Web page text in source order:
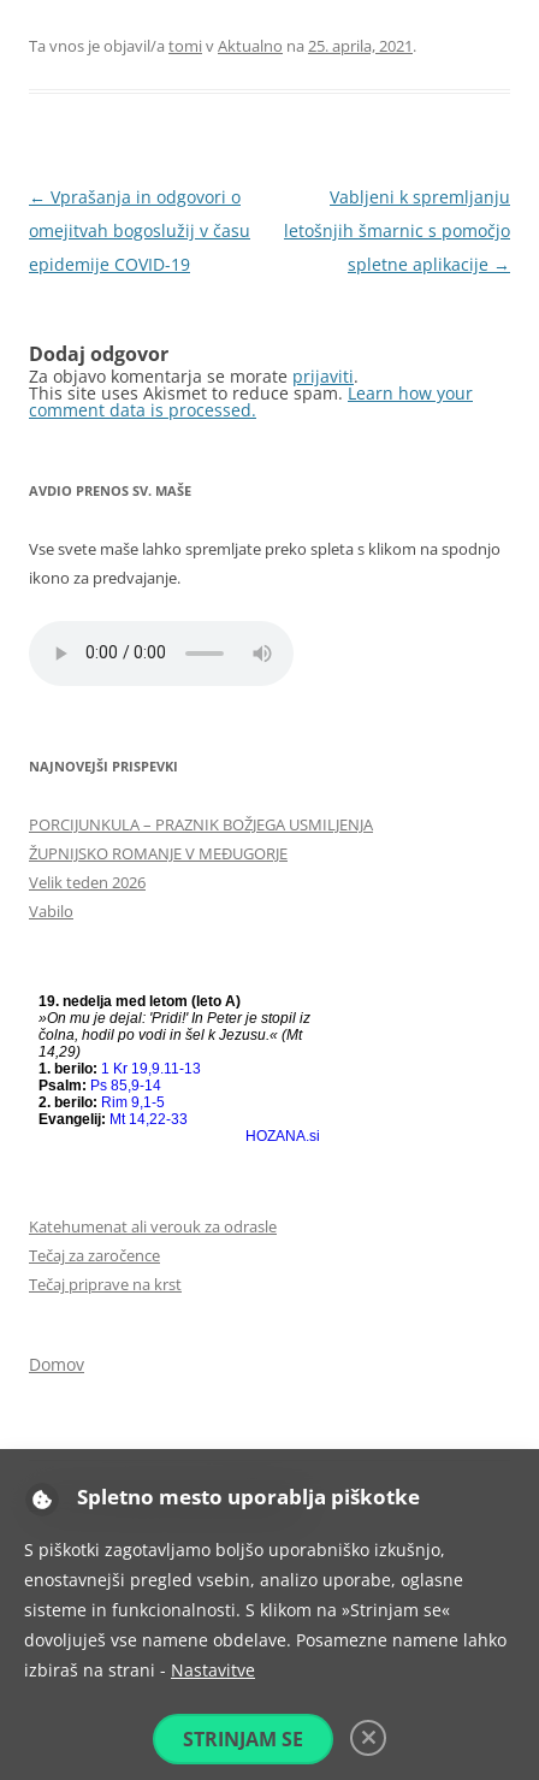
Ta vnos je objavil/a tomivAktualno na 25. aprila, 2021.
Krmarjenje
po
prispevkih
← Vprašanja in odgovori o
omejitvah bogoslužij v času
epidemije COVID-19
Vabljeni k spremljanju
letošnjih šmarnic s pomočjo
spletne aplikacije →
Dodaj odgovor
Za objavo komentarja se morate prijaviti.
This site uses Akismet to reduce spam.Learn how your
comment data is processed.
AVDIO PRENOS SV. MAŠE
Vse svete maše lahko spremljate preko spleta s klikom na spodnjo
ikono za predvajanje.
NAJNOVEJŠI PRISPEVKI
PORCIJUNKULA – PRAZNIK BOŽJEGA USMILJENJA
ŽUPNIJSKO ROMANJE V MEĐUGORJE
Velik teden 2026
Vabilo
Katehumenat ali verouk za odrasle
Tečaj za zaročence
Tečaj priprave na krst
Domov
Ponosno uporablja tehnologijo WordPress
Spletno mesto uporablja piškotke
S piškotki zagotavljamo boljšo uporabniško izkušnjo,
enostavnejši pregled vsebin, analizo uporabe, oglasne
sisteme in funkcionalnosti. S klikom na »Strinjam se«
dovoljuješ vse namene obdelave. Posamezne namene lahko
izbiraš na strani - Nastavitve
STRINJAM SE